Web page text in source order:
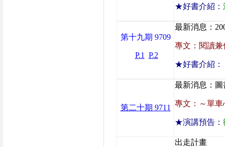
★好書介紹：
第十九期 9709
P.1 P.2
最新消息：
專文：閱讀
★好書介紹：
第二十期 9711
最新消息：
專文： ～單
★演講預告：
出走計畫